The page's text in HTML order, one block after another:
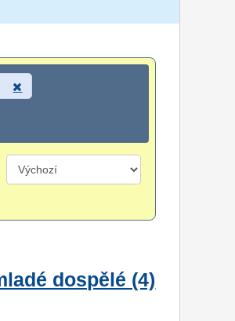
dospělé (4)